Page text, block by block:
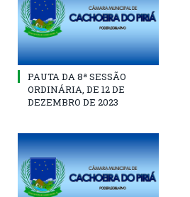
PAUTA DA 8ª SESSÃO
ORDINÁRIA, DE 12 DE
DEZEMBRO DE 2023